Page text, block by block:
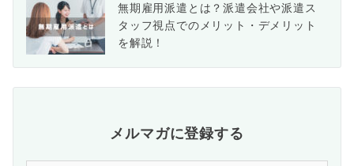
無期雇用派遣とは？派遣会社や派遣ス
タッフ視点でのメリット・デメリット
を解説！
メルマガに登録する